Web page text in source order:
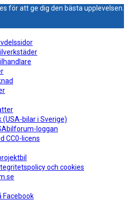
för att ge dig den bästa upplevelsen.
(USA-bilar i Sverige)
loggan
CC0-licens
och cookies
Facebook